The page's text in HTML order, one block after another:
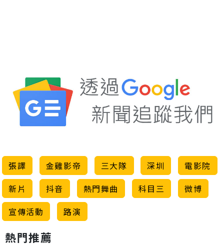
張譯 金雞影帝 三大隊 深圳
電影院
新片
抖音 熱門舞曲 科目三
微博
宣傳活動
路演
熱門推薦